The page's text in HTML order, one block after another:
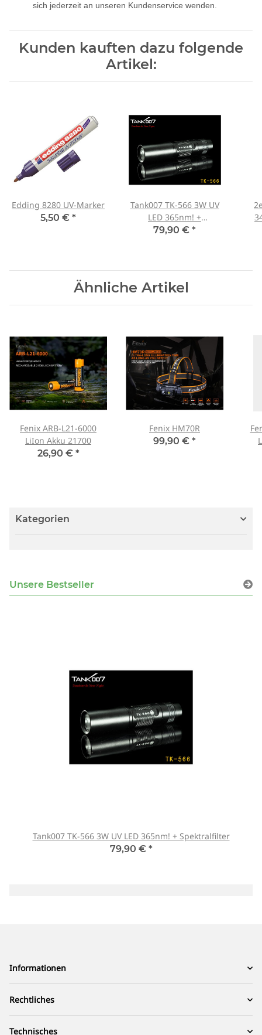
sich jederzeit an unseren Kundenservice wenden.
Kunden kauften dazu folgende
Artikel:
Edding 8280 UV-Marker
5,50 € *
Tank007 TK-566 3W UV
LED 365nm! +
Spektralfilter
79,90 € *
Ähnliche Artikel
Fenix ARB-L21-6000
LiIon Akku 21700
26,90 € *
Fenix HM70R
99,90 € *
Kategorien
Unsere Bestseller
Tank007 TK-566 3W UV LED 365nm! + Spektralfilter
79,90 € *
Informationen
Rechtliches
Technisches